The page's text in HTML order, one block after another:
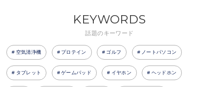
KEYWORDS
話題のキーワード
空気清浄機 プロテイン ゴルフ ノートパソコン
タブレット ゲームパッド イヤホン ヘッドホン